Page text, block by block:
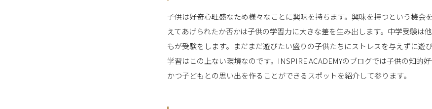
子供は好奇心旺盛なため様々なことに興味を持ちます。興味を持つという機会
えてあげられたか否かは子供の学習力に大きな差を生み出します。中学受験は
もが受験をします。まだまだ遊びたい盛りの子供たちにストレスを与えずに遊
学習はこの上ない環境なのです。INSPIRE ACADEMYのブログでは子供の知的好
かつ子どもとの思い出を作ることができるスポットを紹介して参ります。